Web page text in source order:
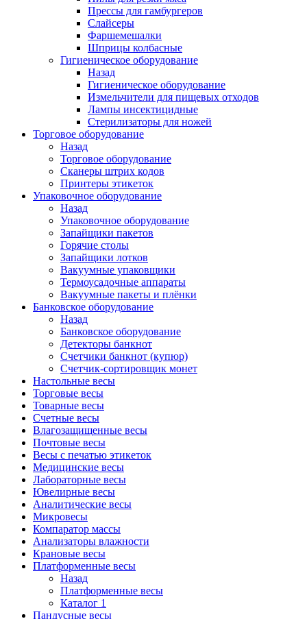
Прессы для гамбургеров
Слайсеры
Фаршемешалки
Шприцы колбасные
Гигиеническое оборудование
Назад
Гигиеническое оборудование
Измельчители для пищевых отходов
Лампы инсектицидные
Стерилизаторы для ножей
Торговое оборудование
Назад
Торговое оборудование
Сканеры штрих кодов
Принтеры этикеток
Упаковочное оборудование
Назад
Упаковочное оборудование
Запайщики пакетов
Горячие столы
Запайщики лотков
Вакуумные упаковщики
Термоусадочные аппараты
Вакуумные пакеты и плёнки
Банковское оборудование
Назад
Банковское оборудование
Детекторы банкнот
Cчетчики банкнот (купюр)
Счетчик-сортировщик монет
Настольные весы
Торговые весы
Товарные весы
Счетные весы
Влагозащищенные весы
Почтовые весы
Весы с печатью этикеток
Медицинские весы
Лабораторные весы
Ювелирные весы
Аналитические весы
Микровесы
Компаратор массы
Анализаторы влажности
Крановые весы
Платформенные весы
Назад
Платформенные весы
Каталог 1
Пандусные весы